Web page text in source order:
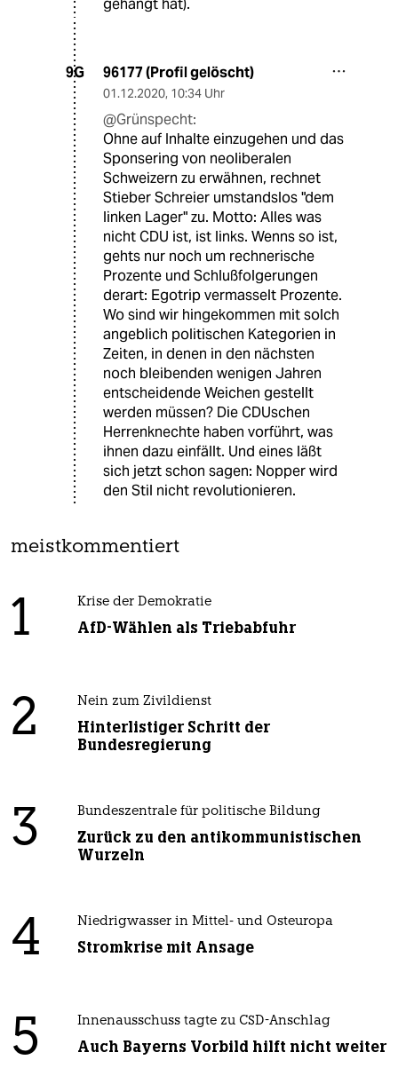
gehängt hat).
9G 96177 (Profil gelöscht)
01.12.2020, 10:34 Uhr
@Grünspecht:
Ohne auf Inhalte einzugehen und das
Sponsering von neoliberalen
Schweizern zu erwähnen, rechnet
Stieber Schreier umstandslos "dem
linken Lager" zu. Motto: Alles was
nicht CDU ist, ist links. Wenns so ist,
gehts nur noch um rechnerische
Prozente und Schlußfolgerungen
derart: Egotrip vermasselt Prozente.
Wo sind wir hingekommen mit solch
angeblich politischen Kategorien in
Zeiten, in denen in den nächsten
noch bleibenden wenigen Jahren
entscheidende Weichen gestellt
werden müssen? Die CDUschen
Herrenknechte haben vorführt, was
ihnen dazu einfällt. Und eines läßt
sich jetzt schon sagen: Nopper wird
den Stil nicht revolutionieren.
meistkommentiert
1 Krise der Demokratie
AfD-Wählen als Triebabfuhr
2 Nein zum Zivildienst
Hinterlistiger Schritt der
Bundesregierung
3 Bundeszentrale für politische Bildung
Zurück zu den antikommunistischen
Wurzeln
4 Niedrigwasser in Mittel- und Osteuropa
Stromkrise mit Ansage
5 Innenausschuss tagte zu CSD-Anschlag
Auch Bayerns Vorbild hilft nicht weiter